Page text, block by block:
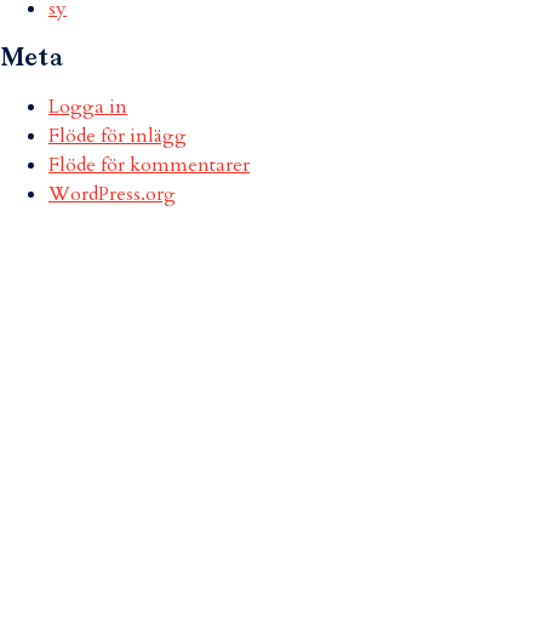
sy
Meta
Logga in
Flöde för inlägg
Flöde för kommentarer
WordPress.org